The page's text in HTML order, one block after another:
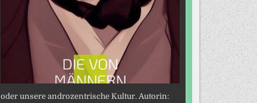
oder unsere androzentrische Kultur. Autorin: